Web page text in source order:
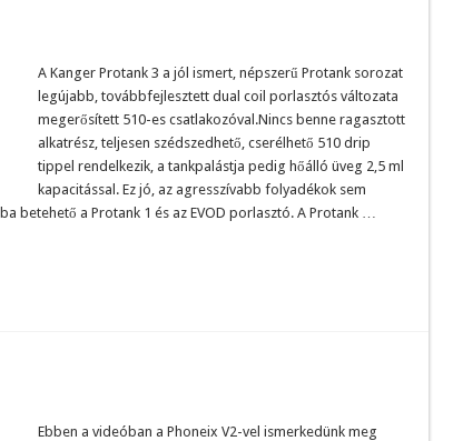
A Kanger Protank 3 a jól ismert, népszerű Protank sorozat
legújabb, továbbfejlesztett dual coil porlasztós változata
megerősített 510-es csatlakozóval.Nincs benne ragasztott
alkatrész, teljesen szédszedhető, cserélhető 510 drip
tippel rendelkezik, a tankpalástja pedig hőálló üveg 2,5 ml
kapacitással. Ez jó, az agresszívabb folyadékok sem
betehető a Protank 1 és az EVOD porlasztó. A Protank …
Ebben a videóban a Phoneix V2-vel ismerkedünk meg